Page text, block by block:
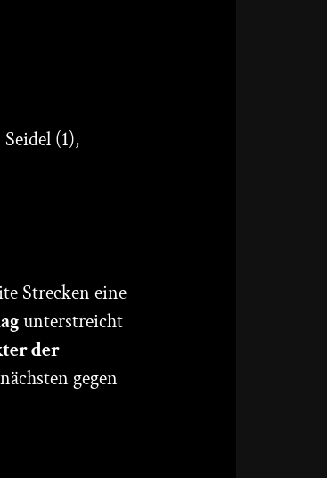
(1),
Strecken eine
unterstreicht
der
gegen